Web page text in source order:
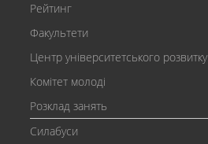
Рейтинг
Факультети
Центр університетського розвитку
Комітет молоді
Розклад занять
Силабуси